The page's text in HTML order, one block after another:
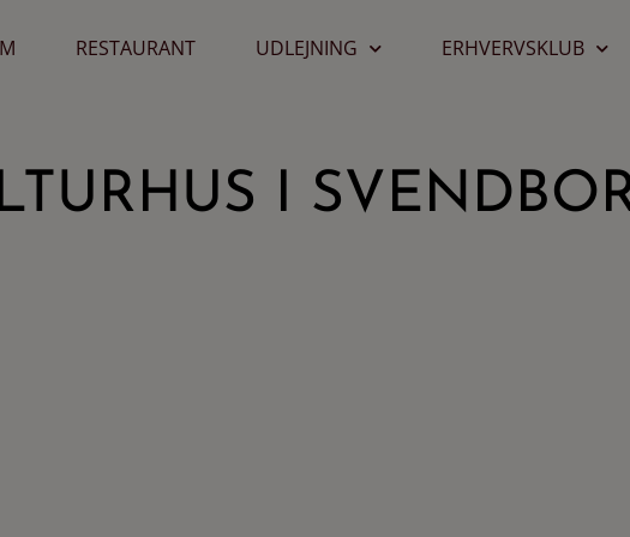
RESTAURANT UDLEJNING ERHVERVSKLUB
I